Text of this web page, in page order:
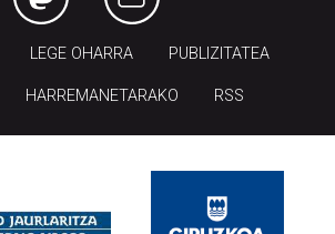
LEGE OHARRA PUBLIZITATEA
HARREMANETARAKO RSS